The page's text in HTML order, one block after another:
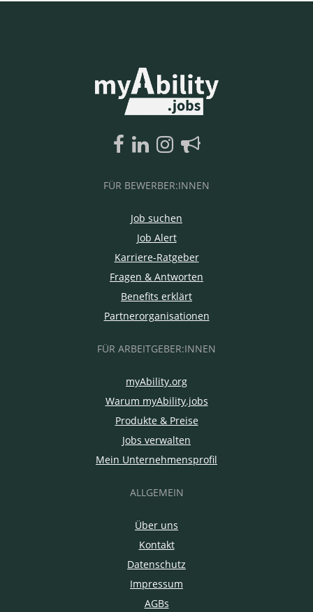
FÜR BEWERBER:INNEN
Job suchen
Job Alert
Karriere-Ratgeber
Fragen & Antworten
Benefits erklärt
Partnerorganisationen
FÜR ARBEITGEBER:INNEN
myAbility.org
Warum myAbility.jobs
Produkte & Preise
Jobs verwalten
Mein Unternehmensprofil
ALLGEMEIN
Über uns
Kontakt
Datenschutz
Impressum
AGBs